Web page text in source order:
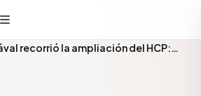
recorrió la ampliación del HCP:…